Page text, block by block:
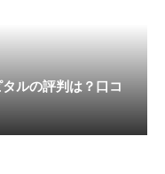
ルの評判は？口コ